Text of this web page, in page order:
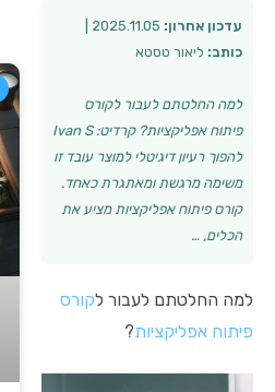
עדכון אחרון:
כותב: ליאור טסטא
למה החלטתם לעבור לקורס
פיתוח אפליקציות? קרדיט: Ivan S
להפוך רעיון דיגיטלי למוצר עובד זו
משימה מרגשת ומאתגרת כאחד.
קורס פיתוח אפליקציות מציע את
הכלים, …
למה החלטתם לעבור לקורס
פיתוח אפליקציות?